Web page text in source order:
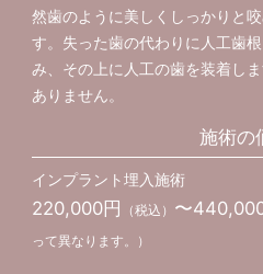
然歯のように美しくしっかりと
す。失った歯の代わりに人工歯
み、その上に人工の歯を装着し
ありません。
施術の
インプラント埋入施術
220,000円 （税込） 〜
って異なります。）